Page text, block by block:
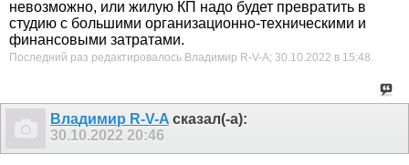
невозможно, или жилую КП надо будет превратить в
студию с большими организационно-техническими и
финансовыми затратами.
Последний раз редактировалось Владимир R-V-A; 30.10.2022 в 15:48.
Владимир R-V-A сказал(-а):
30.10.2022 20:46